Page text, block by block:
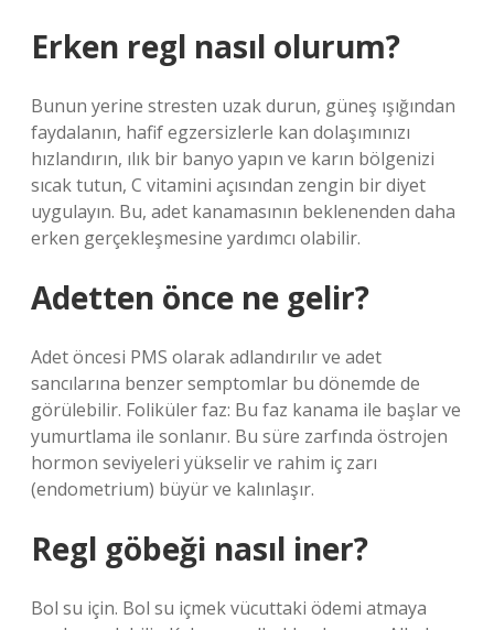
Erken regl nasıl olurum?
Bunun yerine stresten uzak durun, güneş ışığından
faydalanın, hafif egzersizlerle kan dolaşımınızı
hızlandırın, ılık bir banyo yapın ve karın bölgenizi
sıcak tutun, C vitamini açısından zengin bir diyet
uygulayın. Bu, adet kanamasının beklenenden daha
erken gerçekleşmesine yardımcı olabilir.
Adetten önce ne gelir?
Adet öncesi PMS olarak adlandırılır ve adet
sancılarına benzer semptomlar bu dönemde de
görülebilir. Foliküler faz: Bu faz kanama ile başlar ve
yumurtlama ile sonlanır. Bu süre zarfında östrojen
hormon seviyeleri yükselir ve rahim iç zarı
(endometrium) büyür ve kalınlaşır.
Regl göbeği nasıl iner?
Bol su için. Bol su içmek vücuttaki ödemi atmaya